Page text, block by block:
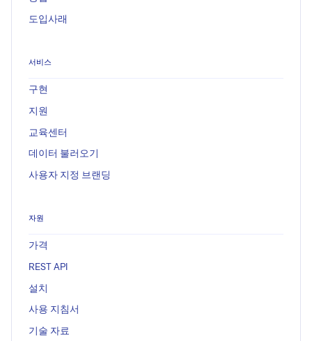
도입사래
서비스
구현
지원
교육센터
데이터 불러오기
사용자 지정 브랜딩
자원
가격
REST API
설치
사용 지침서
기술 자료